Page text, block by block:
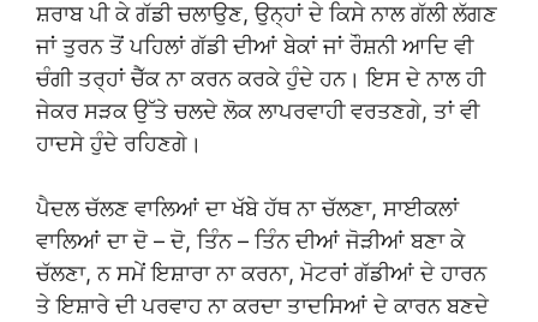
ਸ਼ਰਾਬ ਪੀ ਕੇ ਗੱਡੀ ਚਲਾਉਣ, ਉਨ੍ਹਾਂ ਦੇ ਕਿਸੇ ਨਾਲ ਗੱਲੀ ਲੱਗਣ
ਜਾਂ ਤੁਰਨ ਤੋਂ ਪਹਿਲਾਂ ਗੱਡੀ ਦੀਆਂ ਬੇਕਾਂ ਜਾਂ ਰੌਸ਼ਨੀ ਆਦਿ ਵੀ
ਚੰਗੀ ਤਰ੍ਹਾਂ ਚੈੱਕ ਨਾ ਕਰਨ ਕਰਕੇ ਹੁੰਦੇ ਹਨ। ਇਸ ਦੇ ਨਾਲ ਹੀ
ਜੇਕਰ ਸੜਕ ਉੱਤੇ ਚਲਦੇ ਲੋਕ ਲਾਪਰਵਾਹੀ ਵਰਤਣਗੇ, ਤਾਂ ਵੀ
ਹਾਦਸੇ ਹੁੰਦੇ ਰਹਿਣਗੇ।
ਪੈਦਲ ਚੱਲਣ ਵਾਲਿਆਂ ਦਾ ਖੱਬੇ ਹੱਥ ਨਾ ਚੱਲਣਾ, ਸਾਈਕਲਾਂ
ਵਾਲਿਆਂ ਦਾ ਦੋ – ਦੋ, ਤਿੰਨ – ਤਿੰਨ ਦੀਆਂ ਜੋੜੀਆਂ ਬਣਾ ਕੇ
ਚੱਲਣਾ, ਨ ਸਮੇਂ ਇਸ਼ਾਰਾ ਨਾ ਕਰਨਾ, ਮੋਟਰਾਂ ਗੱਡੀਆਂ ਦੇ ਹਾਰਨ
ਤੇ ਇਸ਼ਾਰੇ ਦੀ ਪਰਵਾਹ ਨਾ ਕਰਦਾ ਤਾਦਸਿਆਂ ਦੇ ਕਾਰਨ ਬਣਦੇ